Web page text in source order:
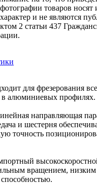
товаров носят
и не являются
2 статьи 437
для фрезерования
в алюминиевых профилях.
направляющая
и шестерня
точность
вращением,